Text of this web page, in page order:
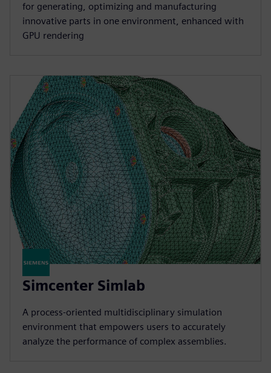
for generating, optimizing and manufacturing
innovative parts in one environment, enhanced with
GPU rendering
Simcenter Simlab
A process-oriented multidisciplinary simulation
environment that empowers users to accurately
analyze the performance of complex assemblies.